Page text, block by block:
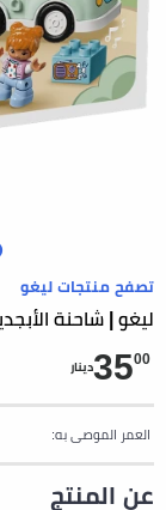
تصفح منتجات ليغو
ليغو | شاحنة الأبجدية، 36
3500 دينار
العمر الموصى به:
عن المنتج